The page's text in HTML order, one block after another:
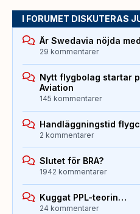
I FORUMET DISKUTERAS
Är Swedavia nöjda
29 kommentarer
Nytt flygbolag startar
Aviation
145 kommentarer
Handläggningstid
2 kommentarer
Slutet för BRA?
1942 kommentarer
Kuggat PPL-teorin…
24 kommentarer